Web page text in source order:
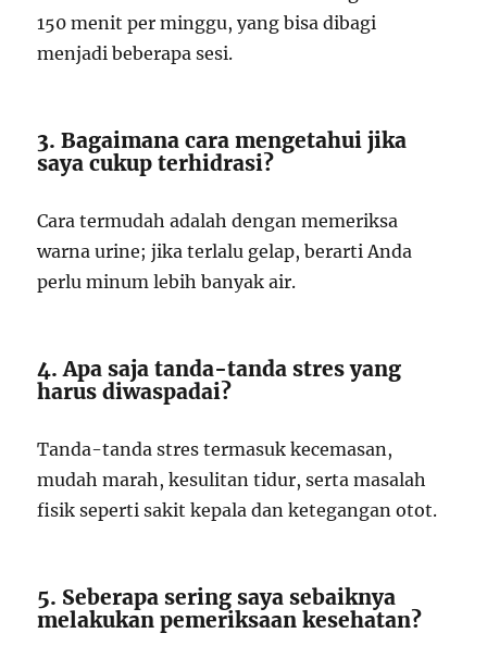
150 menit per minggu, yang bisa dibagi
menjadi beberapa sesi.
3. Bagaimana cara mengetahui jika
saya cukup terhidrasi?
Cara termudah adalah dengan memeriksa
warna urine; jika terlalu gelap, berarti Anda
perlu minum lebih banyak air.
4. Apa saja tanda-tanda stres yang
harus diwaspadai?
Tanda-tanda stres termasuk kecemasan,
mudah marah, kesulitan tidur, serta masalah
fisik seperti sakit kepala dan ketegangan otot.
5. Seberapa sering saya sebaiknya
melakukan pemeriksaan kesehatan?